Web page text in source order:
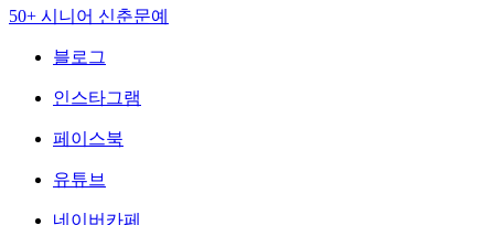
50+ 시니어 신춘문예
블로그
인스타그램
페이스북
유튜브
네이버카페